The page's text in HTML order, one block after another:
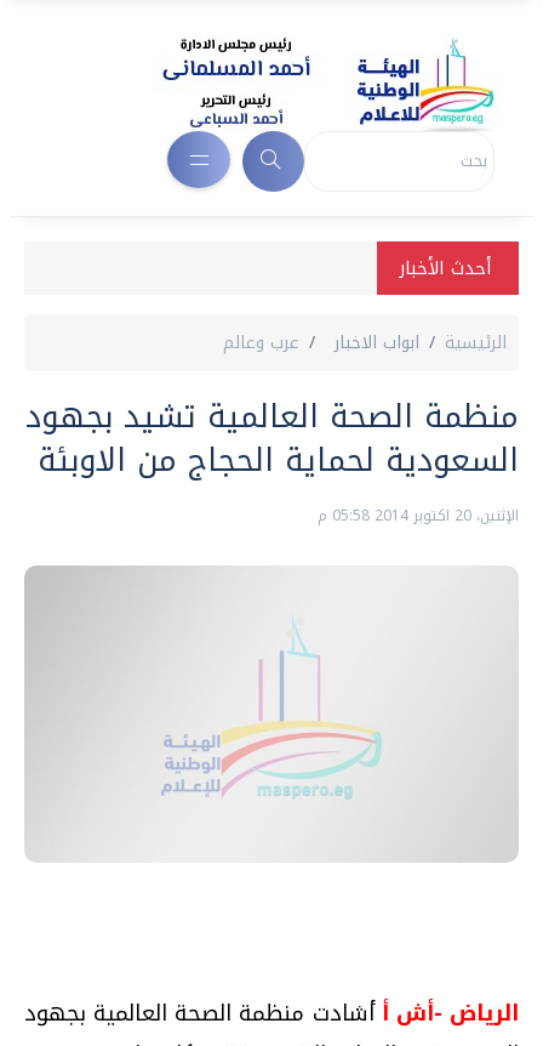
أحدث الأخبار
الرئيسية ابواب الاخبار عرب وعالم
منظمة الصحة العالمية تشيد بجهود
السعودية لحماية الحجاج من الاوبئة
الإثنين، 20 اكتوبر 2014 05:58 م
الرياض -أش أأشادت منظمة الصحة العالمية بجهود